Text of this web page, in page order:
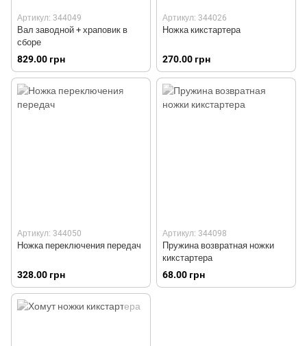
Артикул: 344049
Вал заводной + храповик в
сборе
829.00 грн
Артикул: 344026
Ножка кикстартера
270.00 грн
Артикул: 344050
Ножка переключения передач
328.00 грн
Артикул: 344098
Пружина возвратная ножки
кикстартера
68.00 грн